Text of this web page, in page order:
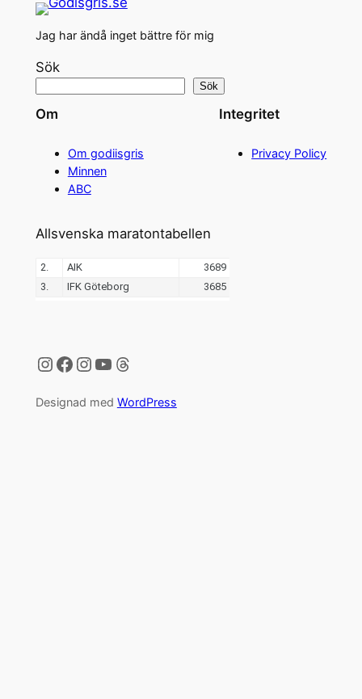
Jag har ändå inget bättre för mig
Sök
Sök
Om
Om godiisgris
Minnen
ABC
Integritet
Privacy Policy
Allsvenska maratontabellen
Instagram
Facebook
Instagram
YouTube
Threads
Designad med WordPress